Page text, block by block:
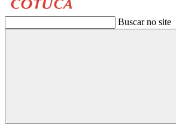
Buscar no site
Buscar